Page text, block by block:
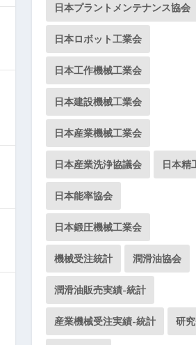
日本プラントメンテナンス協会
日本ロボット工業会
日本工作機械工業会
日本建設機械工業会
日本産業機械工業会
日本産業洗浄協議会 日本精
日本能率協会
日本鍛圧機械工業会
機械受注統計 潤滑油協会
潤滑油販売実績-統計
産業機械受注実績-統計 研